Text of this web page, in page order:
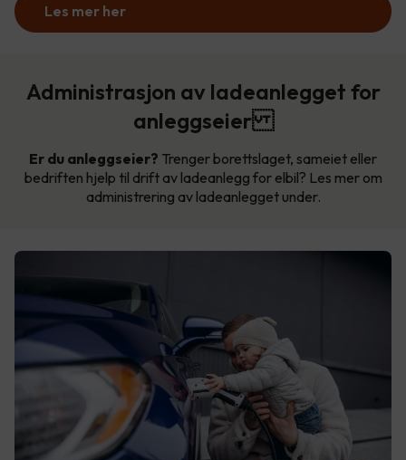
Les mer her
Administrasjon av ladeanlegget for
anleggseier
Er du anleggseier? Trenger borettslaget, sameiet eller
bedriften hjelp til drift av ladeanlegg for elbil? Les mer om
administrering av ladeanlegget under.